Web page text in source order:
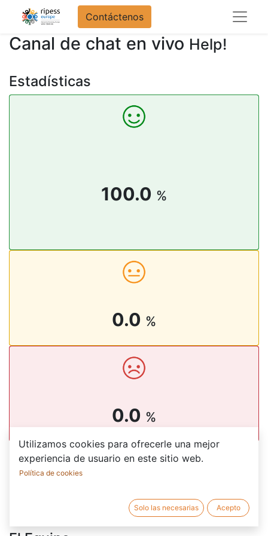
Contáctenos
Canal de chat en vivo Help!
Estadísticas
100.0 %
0.0 %
0.0 %
Las 2 últimas retroalimentaciones
Utilizamos cookies para ofrecerle una mejor
experiencia de usuario en este sitio web.
Política de cookies
Solo las necesarias Acepto